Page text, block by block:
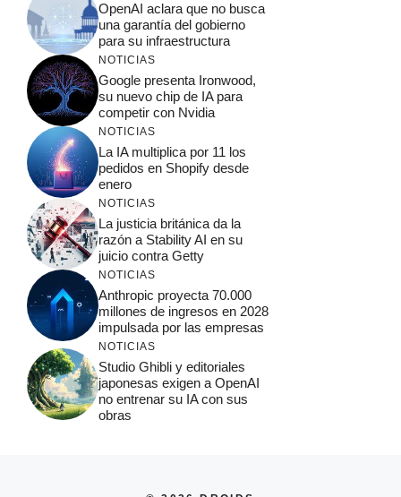
OpenAI aclara que no busca
una garantía del gobierno
para su infraestructura
NOTICIAS
Google presenta Ironwood,
su nuevo chip de IA para
competir con Nvidia
NOTICIAS
La IA multiplica por 11 los
pedidos en Shopify desde
enero
NOTICIAS
La justicia británica da la
razón a Stability AI en su
juicio contra Getty
NOTICIAS
Anthropic proyecta 70.000
millones de ingresos en 2028
impulsada por las empresas
NOTICIAS
Studio Ghibli y editoriales
japonesas exigen a OpenAI
no entrenar su IA con sus
obras